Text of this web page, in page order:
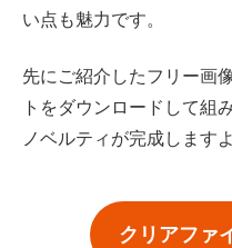
い点も魅力です。
先にご紹介したフリー画
トをダウンロードして組
ノベルティが完成しますよ
クリアファ